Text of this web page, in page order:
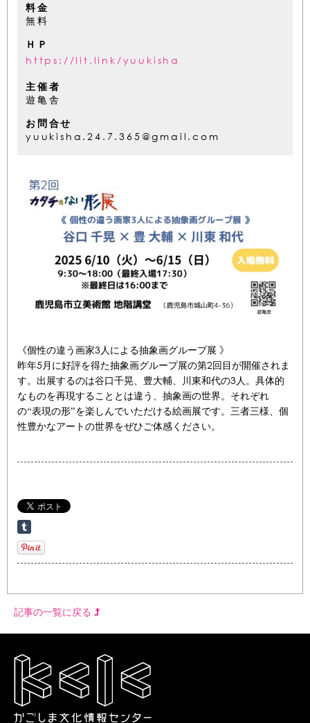
料金
無料
ＨＰ
https://lit.link/yuukisha
主催者
遊亀舎
お問合せ
yuukisha.24.7.365@gmail.com
《個性の違う画家3人による抽象画グループ展 》
昨年5月に好評を得た抽象画グループ展の第2回目が開催されま
す。出展するのは谷口千晃、豊大輔、川東和代の3人。具体的
なものを再現することとは違う、抽象画の世界。それぞれ
の“表現の形”を楽しんでいただける絵画展です。三者三様、個
性豊かなアートの世界をぜひご体感ください。
記事の一覧に戻る